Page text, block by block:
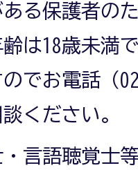
る保護者の
は18歳未満
でお電話（
ください。
言語聴覚士